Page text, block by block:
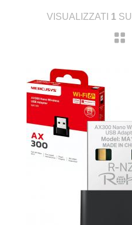
VISUALIZZATI 1 SU